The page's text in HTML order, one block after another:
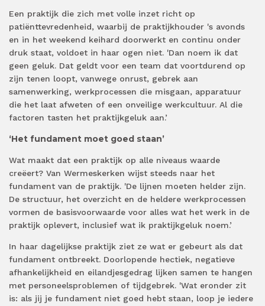
Een praktijk die zich met volle inzet richt op
patiënttevredenheid, waarbij de praktijkhouder 's avonds
en in het weekend keihard doorwerkt en continu onder
druk staat, voldoet in haar ogen niet. 'Dan noem ik dat
geen geluk. Dat geldt voor een team dat voortdurend op
zijn tenen loopt, vanwege onrust, gebrek aan
samenwerking, werkprocessen die misgaan, apparatuur
die het laat afweten of een onveilige werkcultuur. Al die
factoren tasten het praktijkgeluk aan.’
‘Het fundament moet goed staan’
Wat maakt dat een praktijk op alle niveaus waarde
creëert? Van Wermeskerken wijst steeds naar het
fundament van de praktijk. 'De lijnen moeten helder zijn.
De structuur, het overzicht en de heldere werkprocessen
vormen de basisvoorwaarde voor alles wat het werk in de
praktijk oplevert, inclusief wat ik praktijkgeluk noem.’
In haar dagelijkse praktijk ziet ze wat er gebeurt als dat
fundament ontbreekt. Doorlopende hectiek, negatieve
afhankelijkheid en eilandjesgedrag lijken samen te hangen
met personeelsproblemen of tijdgebrek. 'Wat eronder zit
is: als jij je fundament niet goed hebt staan, loop je iedere